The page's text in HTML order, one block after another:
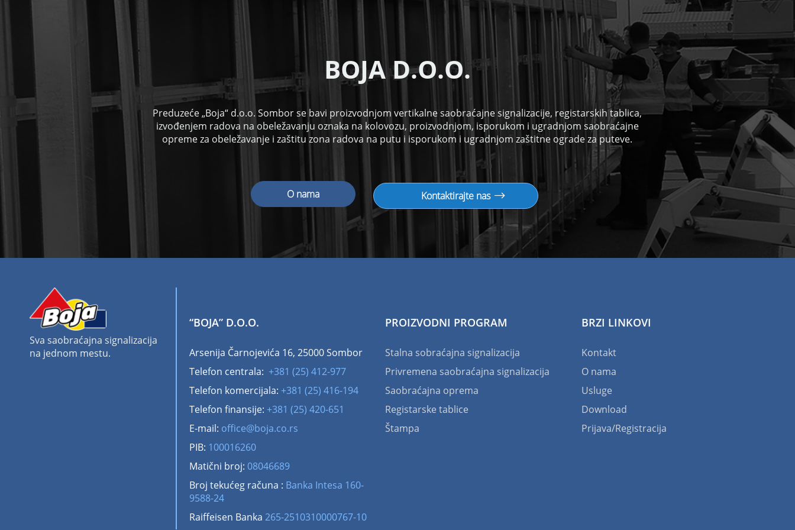
BOJA D.O.O.
Preduzeće „Boja“ d.o.o. Sombor se bavi proizvodnjom vertikalne saobraćajne signalizacije, registarskih tablica,
izvođenjem radova na obeležavanju oznaka na kolovozu, proizvodnjom, isporukom i ugradnjom saobraćajne
opreme za obeležavanje i zaštitu zona radova na putu i isporukom i ugradnjom zaštitne ograde za puteve.
O nama Kontaktirajte nas
Sva saobraćajna signalizacija
na jednom mestu.
“BOJA” D.O.O.
Arsenija Čarnojevića 16, 25000 Sombor
Telefon centrala: +381 (25) 412-977
Telefon komercijala: +381 (25) 416-194
Telefon finansije: +381 (25) 420-651
E-mail: office@boja.co.rs
PIB: 100016260
Matični broj: 08046689
Broj tekućeg računa : Banka Intesa 160-
9588-24
Raiffeisen Banka 265-2510310000767-10
PROIZVODNI PROGRAM
Stalna sobraćajna signalizacija
Privremena saobraćajna signalizacija
Saobraćajna oprema
Registarske tablice
Štampa
BRZI LINKOVI
Kontakt
O nama
Usluge
Download
Prijava/Registracija